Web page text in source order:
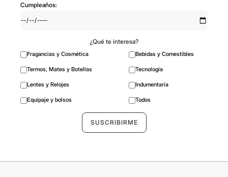
Cumpleaños:
¿Qué te interesa?
Fragancias y Cosmética Bebidas y Comestibles
Termos, Mates y Botellas Tecnología
Lentes y Relojes Indumentaria
Equipaje y bolsos Todos